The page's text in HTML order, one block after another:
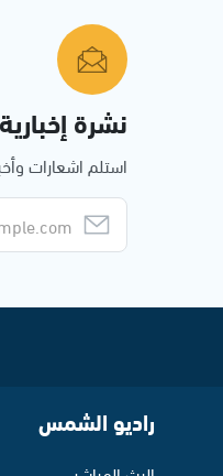
نشرة
استلم اشعارات
راديو الشمس